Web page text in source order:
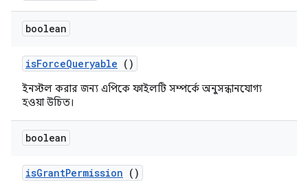
boolean
isForceQueryable ()
ইনস্টল করার জন্য এপিকে ফাইলটি সম্পর্কে অনুসন্ধানযোগ্য
হওয়া উচিত।
boolean
isGrantPermission ()